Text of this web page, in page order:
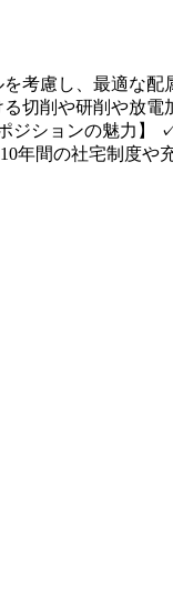
考慮し、最適な配
切削や研削や放電
ジションの魅力】
間の社宅制度や